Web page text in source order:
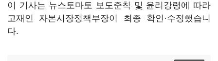
이 기사는 뉴스토마토 보도준칙 및 윤리강령에 따라
고재인 자본시장정책부장이 최종 확인·수정했습니
다.